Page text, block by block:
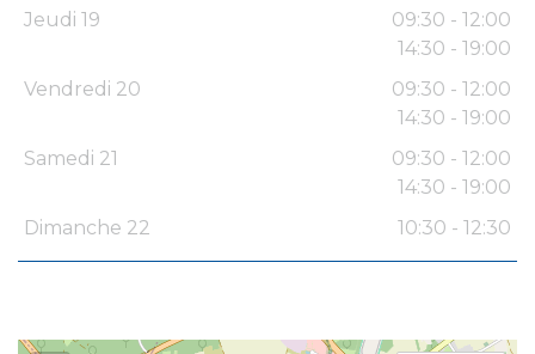
Jeudi 19
09:30 - 12:00
14:30 - 19:00
Vendredi 20
09:30 - 12:00
14:30 - 19:00
Samedi 21
09:30 - 12:00
14:30 - 19:00
Dimanche 22
10:30 - 12:30